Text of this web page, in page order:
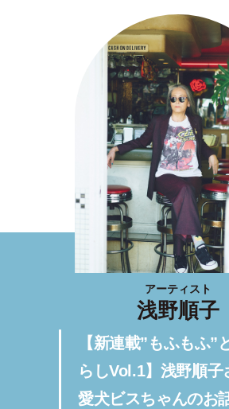
アーティスト
浅野順子
【新連載”もふもふ”
らしVol.1】浅野順子
愛犬ビスちゃんのお話